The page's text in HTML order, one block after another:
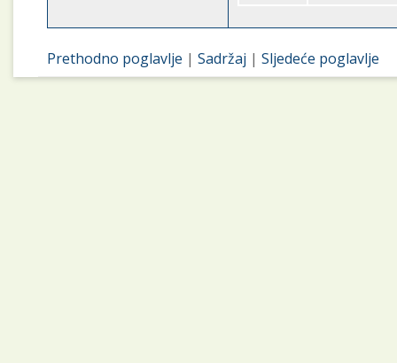
Prethodno poglavlje |Sadržaj |Sljedeće poglavlje